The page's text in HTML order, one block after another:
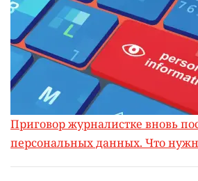
Приговор журналистке вновь
персональных данных. Что